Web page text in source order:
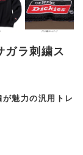
ラ刺繍ス
魅力の汎用トレ